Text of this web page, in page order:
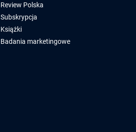
Review Polska
Subskrypcja
Książki
Badania marketingowe